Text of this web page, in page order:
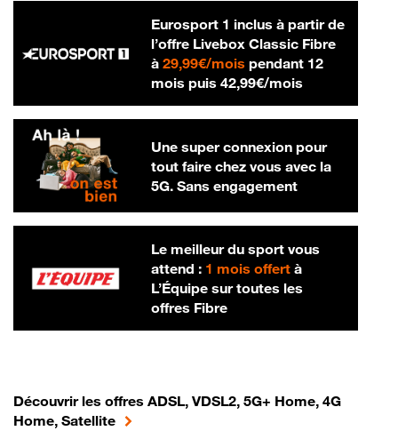
Eurosport 1 inclus à partir de
l’offre Livebox Classic Fibre
à 29,99€/mois29,99 € par mois
pendant 12
mois puis 42,99€/mois42,99 € par
Une super connexion pour
tout faire chez vous avec la
5G. Sans engagement
Le meilleur du sport vous
attend : 1 mois offertà
L’Équipe sur toutes les
offres Fibre
Découvrir les offres ADSL, VDSL2, 5G+ Home, 4G
Home, Satellite